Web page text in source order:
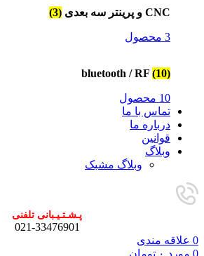
CNC و پرینتر سه بعدی (3)
3 محصول
bluetooth / RF (10)
10 محصول
تماس با ما
درباره ما
قوانین
وبلاگ
وبلاگ مشبک
پـشـتـیـبانی تلفنی
021-33476901
0 علاقه مندی